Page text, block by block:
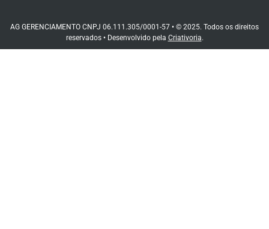
AG GERENCIAMENTO CNPJ 06.111.305/0001-57 • © 2025. Todos os direitos
reservados • Desenvolvido pela Criativoria.